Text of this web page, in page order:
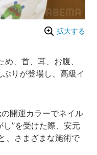
拡大する
、首、耳、お腹、
りが登場し、高級イ
開運カラーでネイル
”を受けた際、安元
、さまざまな施術で